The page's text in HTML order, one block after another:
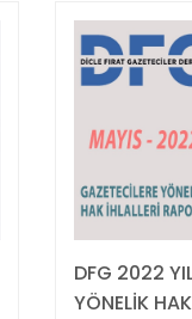
DFG 2022
YÖNELİK